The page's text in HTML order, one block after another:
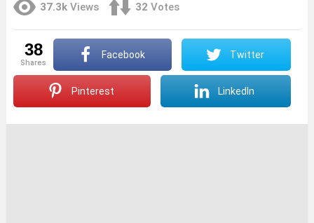
37.3k Views 32 Votes
38
shares
Facebook Twitter
Pinterest LinkedIn